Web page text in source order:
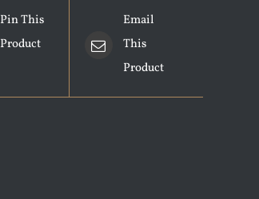
Pin This
Product
Email
This
Product